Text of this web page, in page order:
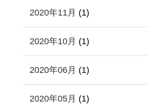
2020年11月 (1)
2020年10月 (1)
2020年06月 (1)
2020年05月 (1)